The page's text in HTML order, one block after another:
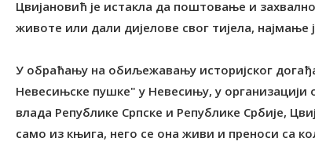
Цвијановић је истакла да поштовање и
животе или дали дијелове свог тијела, најмање
У обраћању на обиљежавању историјског
Невесињске пушке" у Невесињу, у
влада Републике Српске и Републике Србије,
само из књига, него се она живи и преноси са